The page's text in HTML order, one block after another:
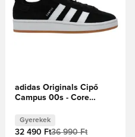
adidas Originals Cipő
Campus 00s - Core
Gyerekek
32 490 Ft36 990 Ft